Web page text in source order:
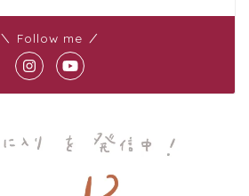
＼ Follow me ／